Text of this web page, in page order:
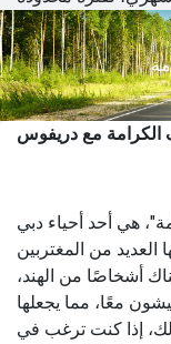
الكرامة مع دريفوس
هي أحد أحياء دبي
العديد من المغتربين
أشخاصًا من الهند،
معًا، مما يجعلها
إذا كنت ترغب في